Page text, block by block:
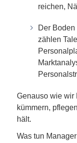
reichen,
Der
zählen
Genauso wie wir
kümmern,
hält.
Was tun